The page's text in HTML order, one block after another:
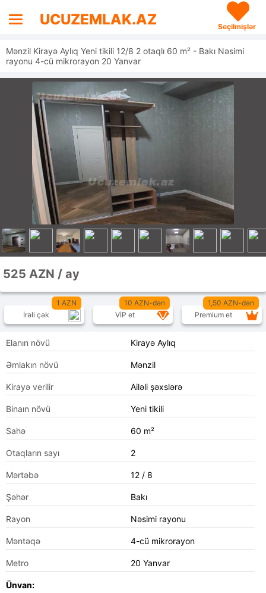
UCUZEMLAK.AZ Seçilmişlər
Mənzil Kirayə Aylıq Yeni tikili 12/8 2 otaqlı 60 m² - Bakı Nəsimi
rayonu 4-cü mikrorayon 20 Yanvar
525 AZN / ay
1 AZN
İrəli çək
10 AZN-dən
VİP et
1,50 AZN-dən
Premium et
Elanın növü Kirayə Aylıq
Əmlakın növü Mənzil
Kirayə verilir Ailəli şəxslərə
Binaın növü Yeni tikili
Sahə 60 m²
Otaqların sayı 2
Mərtəbə 12 / 8
Şəhər Bakı
Rayon Nəsimi rayonu
Məntəqə 4-cü mikrorayon
Metro 20 Yanvar
Ünvan: